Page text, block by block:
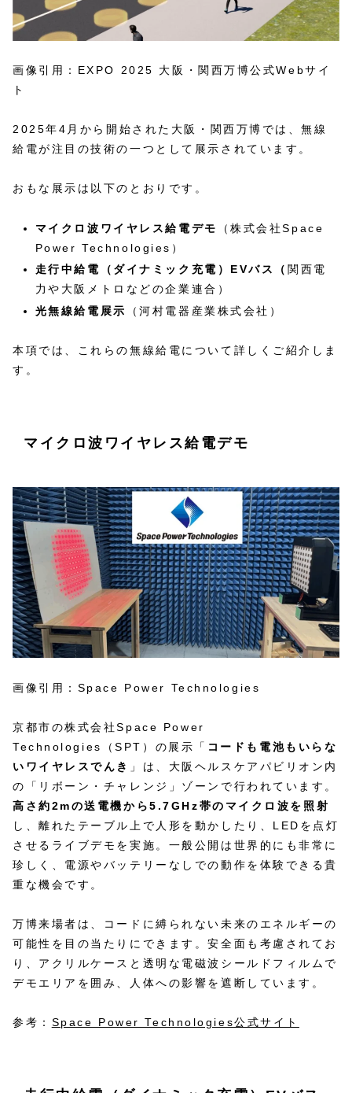
画像引用：EXPO 2025 大阪・関西万博公式Webサイ
ト
2025年4月から開始された大阪・関西万博では、無線
給電が注目の技術の一つとして展示されています。
おもな展示は以下のとおりです。
マイクロ波ワイヤレス給電デモ
（株式会社Space
Power Technologies）
走行中給電（ダイナミック充電）EVバス（ 関西電
力や大阪メトロなどの企業連合）
光無線給電展示
（河村電器産業株式会社）
本項では、これらの無線給電について詳しくご紹介しま
す。
マイクロ波ワイヤレス給電デモ
画像引用：Space Power Technologies
京都市の株式会社Space Power
Technologies（SPT）の展示「 コードも電池もいらな
いワイヤレスでんき
」は、大阪ヘルスケアパビリオン内
の「リボーン・チャレンジ」ゾーンで行われています。
高さ約2mの送電機から5.7GHz帯のマイクロ波を照射
し、離れたテーブル上で人形を動かしたり、LEDを点灯
させるライブデモを実施。一般公開は世界的にも非常に
珍しく、電源やバッテリーなしでの動作を体験できる貴
重な機会です。
万博来場者は、コードに縛られない未来のエネルギーの
可能性を目の当たりにできます。安全面も考慮されてお
り、アクリルケースと透明な電磁波シールドフィルムで
デモエリアを囲み、人体への影響を遮断しています。
参考： Space Power Technologies公式サイト